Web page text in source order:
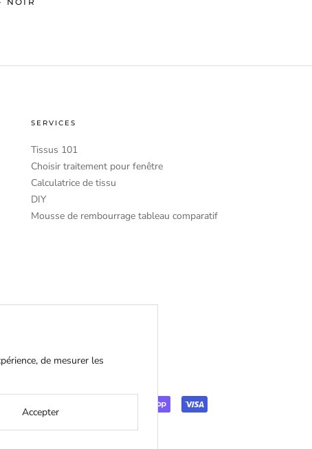
SERVICES
Tissus 101
Choisir traitement pour fenêtre
Calculatrice de tissu
DIY
Mousse de rembourrage tableau comparatif
de mesurer les
Accepter